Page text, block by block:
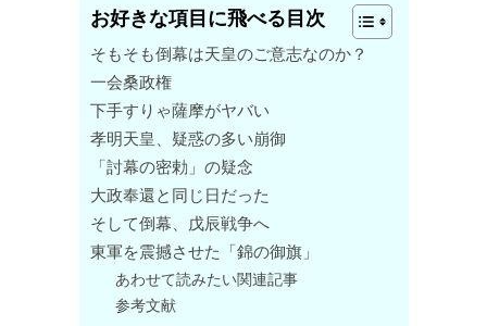
お好きな項目に飛べる目次
そもそも倒幕は天皇のご意志なのか？
一会桑政権
下手すりゃ薩摩がヤバい
孝明天皇、疑惑の多い崩御
「討幕の密勅」の疑念
大政奉還と同じ日だった
そして倒幕、戊辰戦争へ
東軍を震撼させた「錦の御旗」
あわせて読みたい関連記事
参考文献